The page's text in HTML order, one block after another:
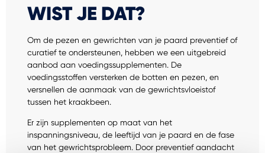
WIST JE DAT?
Om de pezen en gewrichten van je paard preventief of
curatief te ondersteunen, hebben we een uitgebreid
aanbod aan voedingssupplementen. De
voedingsstoffen versterken de botten en pezen, en
versnellen de aanmaak van de gewrichtsvloeistof
tussen het kraakbeen.
Er zijn supplementen op maat van het
inspanningsniveau, de leeftijd van je paard en de fase
van het gewrichtsprobleem. Door preventief aandacht